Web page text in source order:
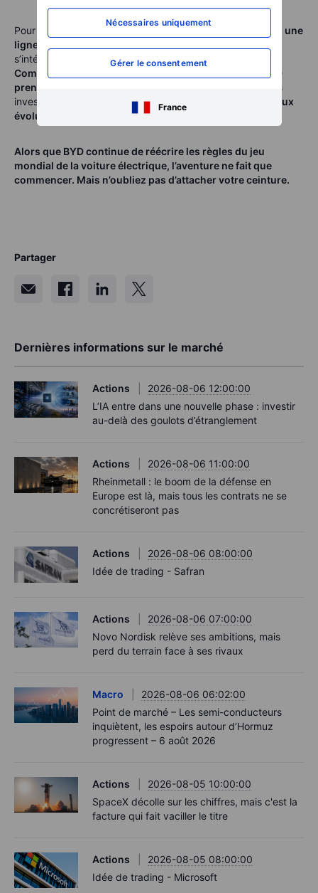
Nécessaires uniquement
Gérer le consentement
France
Pour les investisseurs, ce trimestre exceptionnel
n’est pas une
ligne d’arrivée, mais un signal fort
s’intéresser sérieusement à BYD.
Comme une voiture de course parfaitement réglée, BYD
prend de la vitesse
— mais pour garder cette avance, les
investisseurs devront
rester vigilants et adaptatifs face aux
évolutions rapides du marché
Alors que BYD continue de réécrire les règles du jeu
mondial de la voiture électrique, l’aventure ne fait que
commencer. Mais n’oubliez pas d’attacher votre ceinture.
Partager
Dernières informations sur le marché
Actions
2026-08-06 12:00:00
L’IA entre dans une nouvelle phase : investir
au-delà des goulots d’étranglement
Actions
2026-08-06 11:00:00
Rheinmetall : le boom de la défense en
Europe est là, mais tous les contrats ne se
concrétiseront pas
Actions
2026-08-06 08:00:00
Idée de trading - Safran
Actions
2026-08-06 07:00:00
Novo Nordisk relève ses ambitions, mais
perd du terrain face à ses rivaux
Macro
2026-08-06 06:02:00
Point de marché – Les semi-conducteurs
inquiètent, les espoirs autour d’Hormuz
progressent – 6 août 2026
Actions
2026-08-05 10:00:00
SpaceX décolle sur les chiffres, mais c'est la
facture qui fait vaciller le titre
Actions
2026-08-05 08:00:00
Idée de trading - Microsoft